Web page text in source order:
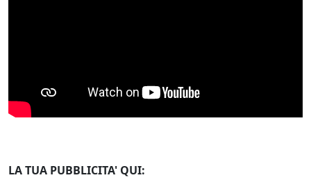
LA TUA PUBBLICITA' QUI: